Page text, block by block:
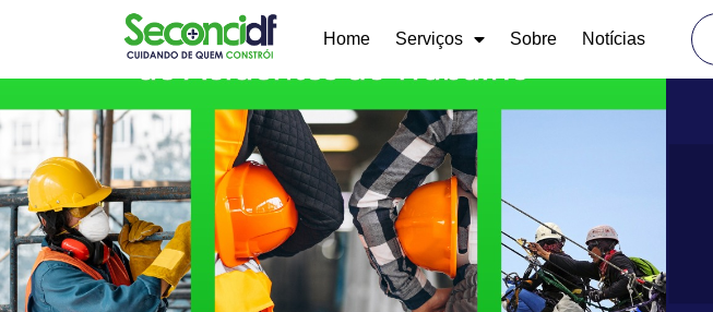
Home Serviços Sobre Notícias